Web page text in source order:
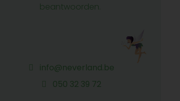
beantwoorden.
info@neverland.be
050 32 39 72